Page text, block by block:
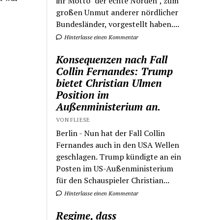
großen Unmut anderer nördlicher
Bundesländer, vorgestellt haben....
Hinterlasse einen Kommentar
Konsequenzen nach Fall
Collin Fernandes: Trump
bietet Christian Ulmen
Position im
Außenministerium an.
VON FLIESE
Berlin - Nun hat der Fall Collin
Fernandes auch in den USA Wellen
geschlagen. Trump kündigte an ein
Posten im US-Außenministerium
für den Schauspieler Christian...
Hinterlasse einen Kommentar
Regime, dass